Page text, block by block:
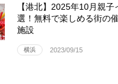
【港北】2025年10月親子
選！無料で楽しめる街の
施設
横浜 2023/09/15